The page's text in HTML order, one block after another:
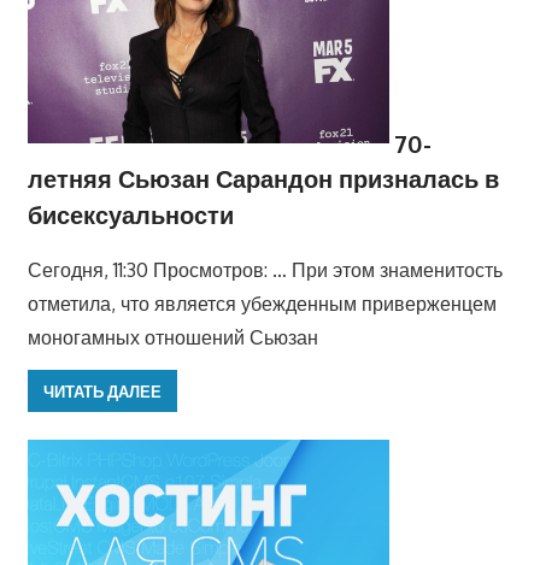
70-
летняя Сьюзан Сарандон призналась в
бисексуальности
Сегодня, 11:30 Просмотров: … При этом знаменитость
отметила, что является убежденным приверженцем
моногамных отношений Сьюзан
ЧИТАТЬ ДАЛЕЕ